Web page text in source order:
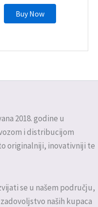
Buy Now
2018. godine u
i distribucijom
originalniji, inovativniji te
se u našem području,
naših kupaca